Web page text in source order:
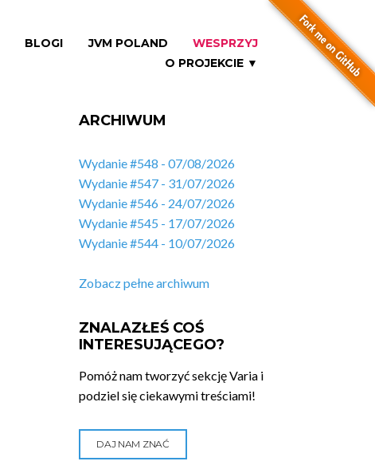
BLOGI JVM POLAND
WESPRZYJ
O PROJEKCIE ▼
ARCHIWUM
Wydanie #548 - 07/08/2026
Wydanie #547 - 31/07/2026
Wydanie #546 - 24/07/2026
Wydanie #545 - 17/07/2026
Wydanie #544 - 10/07/2026
Zobacz pełne archiwum
ZNALAZŁEŚ COŚ
INTERESUJĄCEGO?
Pomóż nam tworzyć sekcję Varia i
podziel się ciekawymi treściami!
DAJ NAM ZNAĆ